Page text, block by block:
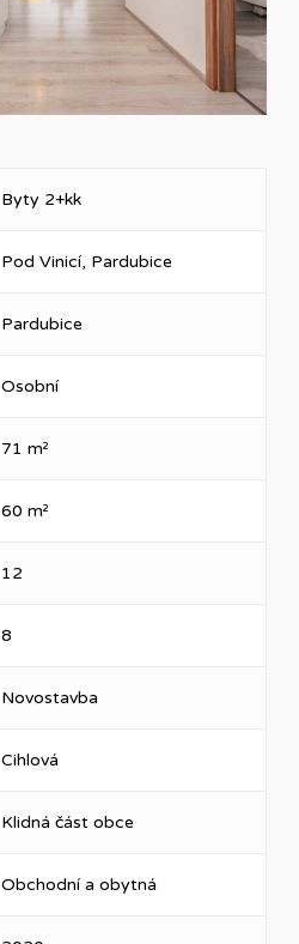
Byty 2+kk
Pod Vinicí, Pardubice
Pardubice
Osobní
71 m²
60 m²
12
8
Novostavba
Cihlová
Klidná část obce
Obchodní a obytná